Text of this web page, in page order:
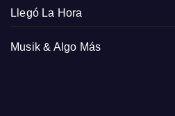
Llegó La Hora
Musik & Algo Más